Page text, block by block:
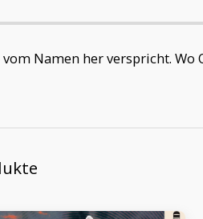
Namen her verspricht.